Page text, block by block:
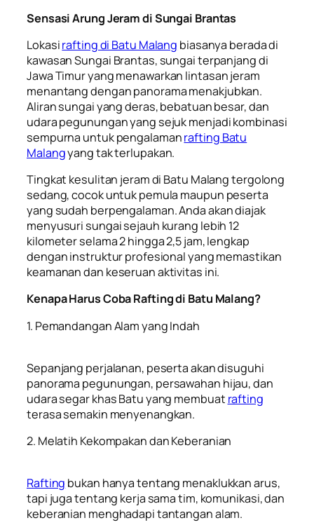
Sensasi Arung Jeram di Sungai Brantas
Lokasirafting di Batu Malang biasanya berada di
kawasan Sungai Brantas, sungai terpanjang di
Jawa Timur yang menawarkan lintasan jeram
menantang dengan panorama menakjubkan.
Aliran sungai yang deras, bebatuan besar, dan
udara pegunungan yang sejuk menjadi kombinasi
sempurna untuk pengalamanrafting Batu
Malangyang tak terlupakan.
Tingkat kesulitan jeram di Batu Malang tergolong
sedang, cocok untuk pemula maupun peserta
yang sudah berpengalaman. Anda akan diajak
menyusuri sungai sejauh kurang lebih 12
kilometer selama 2 hingga 2,5 jam, lengkap
dengan instruktur profesional yang memastikan
keamanan dan keseruan aktivitas ini.
Kenapa Harus Coba Rafting di Batu Malang?
1. Pemandangan Alam yang Indah
Sepanjang perjalanan, peserta akan disuguhi
panorama pegunungan, persawahan hijau, dan
udara segar khas Batu yang membuat rafting
terasa semakin menyenangkan.
2. Melatih Kekompakan dan Keberanian
Rafting bukan hanya tentang menaklukkan arus,
tapi juga tentang kerja sama tim, komunikasi, dan
keberanian menghadapi tantangan alam.